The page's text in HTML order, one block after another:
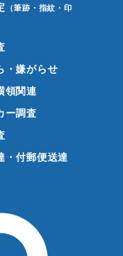
（筆跡・指紋・印
・嫌がらせ
領関連
ー調査
・付郵便送達